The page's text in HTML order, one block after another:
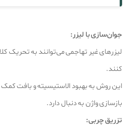
جوان‌سازی با لیزر:
لیزرهای غیر تهاجمی می‌توانند به تحریک
کنند.
این روش به بهبود الاستیسیته و بافت کمک
بازسازی واژن به‌ دنبال دارد.
تزریق چربی: